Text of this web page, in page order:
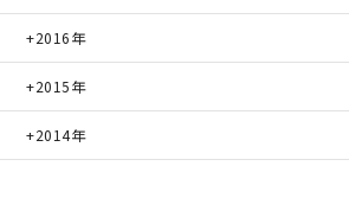
2016年
2015年
2014年